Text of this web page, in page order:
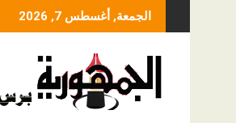
to
الجمعة, أغسطس 7, 2026